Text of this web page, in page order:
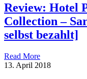
Review: Hotel
Collection –
selbst bezahlt]
Read More
13. April 2018